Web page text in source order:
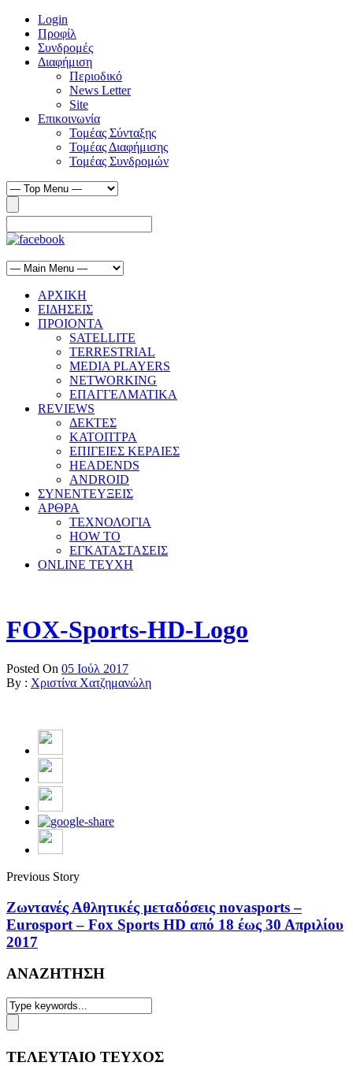
Login
Προφίλ
Συνδρομές
Διαφήμιση
Περιοδικό
News Letter
Site
Επικοινωνία
Τομέας Σύνταξης
Τομέας Διαφήμισης
Τομέας Συνδρομών
ΑΡΧΙΚΗ
ΕΙΔΗΣΕΙΣ
ΠΡΟΙΟΝΤΑ
SATELLITE
TERRESTRIAL
MEDIA PLAYERS
NETWORKING
ΕΠΑΓΓΕΛΜΑΤΙΚΑ
REVIEWS
ΔΕΚΤΕΣ
ΚΑΤΟΠΤΡΑ
ΕΠΙΓΕΙΕΣ ΚΕΡΑΙΕΣ
HEADENDS
ANDROID
ΣΥΝΕΝΤΕΥΞΕΙΣ
ΑΡΘΡΑ
ΤΕΧΝΟΛΟΓΙΑ
HOW TO
ΕΓΚΑΤΑΣΤΑΣΕΙΣ
ONLINE TEYXH
FOX-Sports-HD-Logo
Posted On 05 Ιούλ 2017
By : Χριστίνα Χατζημανώλη
Previous Story
Ζωντανές Αθλητικές μεταδόσεις novasports –
Eurosport – Fox Sports HD από 18 έως 30 Απριλίου
2017
ΑΝΑΖΗΤΗΣΗ
ΤΕΛΕΥΤΑΙΟ ΤΕΥΧΟΣ